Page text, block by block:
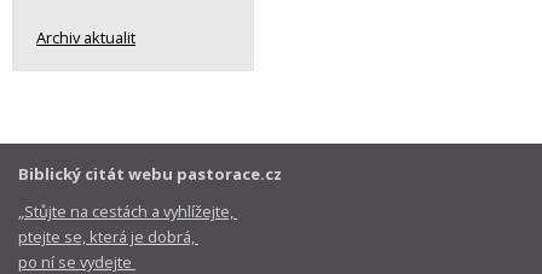
Archiv aktualit
Biblický citát webu pastorace.cz
„Stůjte na cestách a vyhlížejte,
ptejte se, která je dobrá,
po ní se vydejte